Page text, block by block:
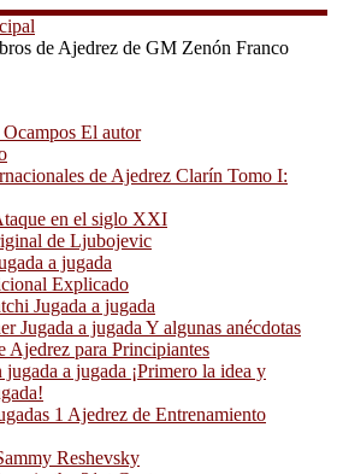
de Ajedrez de GM Zenón Franco
El autor
de Ajedrez Clarín Tomo I:
en el siglo XXI
de Ljubojevic
a jugada
Explicado
Jugada a jugada
Jugada a jugada Y algunas anécdotas
Ajedrez para Principiantes
a jugada ¡Primero la idea y
1 Ajedrez de Entrenamiento
Reshevsky